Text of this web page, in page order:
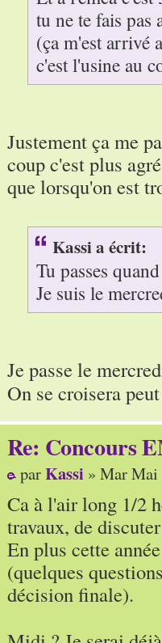
tu ne te fais pas
(ça m'est arrivé
c'est l'usine au
Justement ça me
coup c'est plus
que lorsqu'on est
Kassi a écrit:
Tu passes
Je suis le
Je passe le
On se croisera
Re: Concours
parKassi » Mar Mai
Ca à l'air long 1/2
travaux, de
En plus cette
(quelques
décision finale).